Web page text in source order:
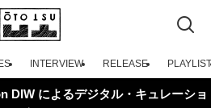
INTERVIEW RELEASE PLAYLIST
DIW によるデジタル・キュレーショ